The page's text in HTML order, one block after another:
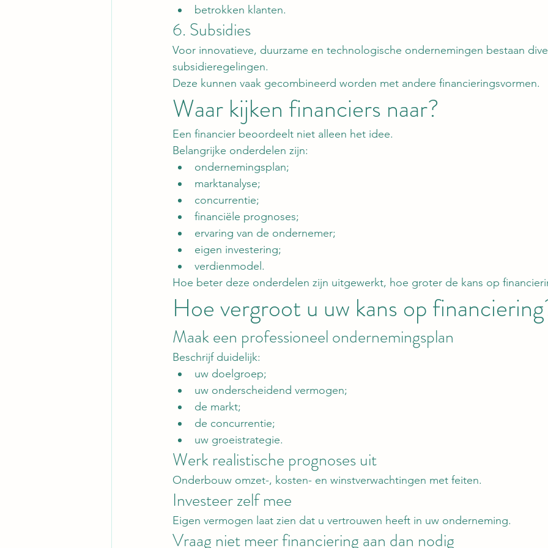
betrokken klanten.
6. Subsidies
Voor innovatieve, duurzame en technologische ondernemingen bestaan
subsidieregelingen.
Deze kunnen vaak gecombineerd worden met andere financieringsvormen.
Waar kijken financiers naar?
Een financier beoordeelt niet alleen het idee.
Belangrijke onderdelen zijn:
ondernemingsplan;
marktanalyse;
concurrentie;
financiële prognoses;
ervaring van de ondernemer;
eigen investering;
verdienmodel.
Hoe beter deze onderdelen zijn uitgewerkt, hoe groter de kans op
Hoe vergroot u uw kans op
Maak een professioneel ondernemingsplan
Beschrijf duidelijk:
uw doelgroep;
uw onderscheidend vermogen;
de markt;
de concurrentie;
uw groeistrategie.
Werk realistische prognoses uit
Onderbouw omzet-, kosten- en winstverwachtingen met feiten.
Investeer zelf mee
Eigen vermogen laat zien dat u vertrouwen heeft in uw onderneming.
Vraag niet meer financiering aan dan nodig